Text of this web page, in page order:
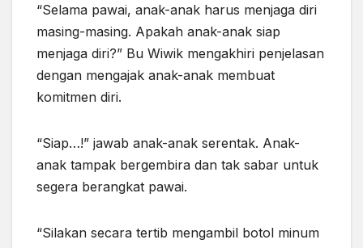
“Selama pawai, anak-anak harus menjaga diri
masing-masing. Apakah anak-anak siap
menjaga diri?” Bu Wiwik mengakhiri penjelasan
dengan mengajak anak-anak membuat
komitmen diri.
“Siap…!” jawab anak-anak serentak. Anak-
anak tampak bergembira dan tak sabar untuk
segera berangkat pawai.
“Silakan secara tertib mengambil botol minum